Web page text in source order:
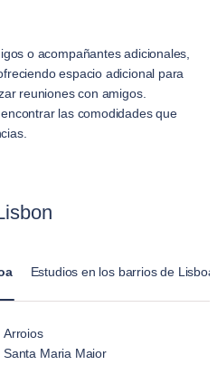
o acompañantes adicionales,
espacio adicional para
reuniones con amigos.
las comodidades que
Estudios en los barrios de Lisboa
Arroios
Santa Maria Maior